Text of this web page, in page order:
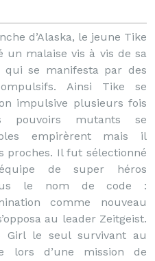
d’Alaska, le jeune Tike
un malaise vis à vis de sa
se manifesta par des
Ainsi Tike se
impulsive plusieurs fois
pouvoirs mutants se
empirèrent mais il
proches. Il fut sélectionné
de super héros
le nom de code :
comme nouveau
au leader Zeitgeist.
Girl le seul survivant au
lors d’une mission de